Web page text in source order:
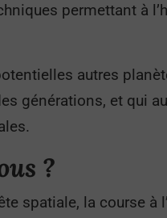
permettant à
autres
générations, et qui
?
spatiale, la course à